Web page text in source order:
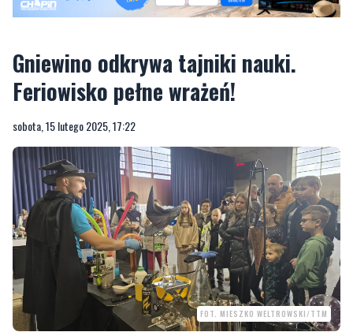
Gniewino odkrywa tajniki nauki.
Feriowisko pełne wrażeń!
sobota, 15 lutego 2025, 17:22
FOT. MIESZKO WELTROWSKI/TTM